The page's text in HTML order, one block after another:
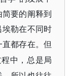
要的阐释到
埃勒在不同时
都存在。但
中，总是局